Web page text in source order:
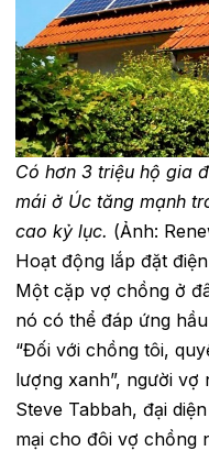
Có hơn 3 triệu hộ gia
mái ở Úc tăng mạnh
cao kỷ lục. (Ảnh:
Hoạt động lắp đặt
Một cặp vợ chồng ở
nó có thể đáp ứng
“Đối với chồng tôi,
lượng xanh”, người vợ
Steve Tabbah, đại
mại cho đôi vợ chồng